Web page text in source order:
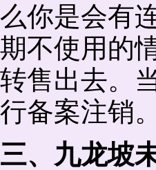
么你是会有
期不使用的
转售出去。
行备案注销。
三、九龙坡